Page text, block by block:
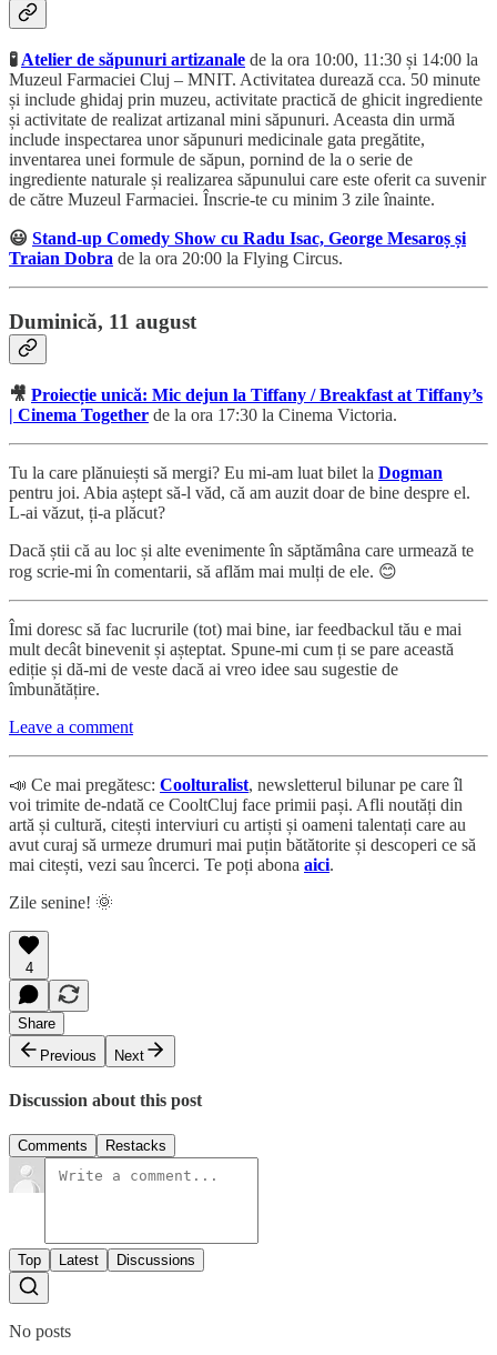
🧪 Atelier de săpunuri artizanale de la ora 10:00, 11:30 și 14:00 la
Muzeul Farmaciei Cluj – MNIT. Activitatea durează cca. 50 minute
și include ghidaj prin muzeu, activitate practică de ghicit ingrediente
și activitate de realizat artizanal mini săpunuri. Aceasta din urmă
include inspectarea unor săpunuri medicinale gata pregătite,
inventarea unei formule de săpun, pornind de la o serie de
ingrediente naturale și realizarea săpunului care este oferit ca suvenir
de către Muzeul Farmaciei. Înscrie-te cu minim 3 zile înainte.
😃 Stand-up Comedy Show cu Radu Isac, George Mesaroș și
Traian Dobra de la ora 20:00 la Flying Circus.
Duminică, 11 august
🎥 Proiecție unică: Mic dejun la Tiffany / Breakfast at Tiffany’s
| Cinema Together de la ora 17:30 la Cinema Victoria.
Tu la care plănuiești să mergi? Eu mi-am luat bilet la Dogman
pentru joi. Abia aștept să-l văd, că am auzit doar de bine despre el.
L-ai văzut, ți-a plăcut?
Dacă știi că au loc și alte evenimente în săptămâna care urmează te
rog scrie-mi în comentarii, să aflăm mai mulți de ele. 😊
Îmi doresc să fac lucrurile (tot) mai bine, iar feedbackul tău e mai
mult decât binevenit și așteptat. Spune-mi cum ți se pare această
ediție și dă-mi de veste dacă ai vreo idee sau sugestie de
îmbunătățire.
Leave a comment
📣 Ce mai pregătesc: Coolturalist, newsletterul bilunar pe care îl
voi trimite de-ndată ce CooltCluj face primii pași. Afli noutăți din
artă și cultură, citești interviuri cu artiști și oameni talentați care au
avut curaj să urmeze drumuri mai puțin bătătorite și descoperi ce să
mai citești, vezi sau încerci. Te poți abona aici.
Zile senine! 🌞
4
Share
Previous
Next
Discussion about this post
Comments Restacks
Top Latest Discussions
No posts